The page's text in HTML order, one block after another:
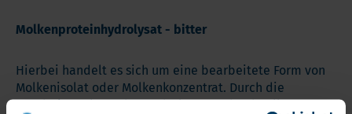
Molkenproteinhydrolysat - bitter
Hierbei handelt es sich um eine bearbeitete Form von
Molkenisolat oder Molkenkonzentrat. Durch die
Bearbeitung kann das Hydrolysat noch schneller vom